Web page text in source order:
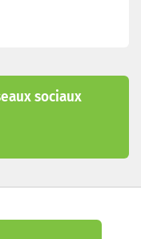
sociaux